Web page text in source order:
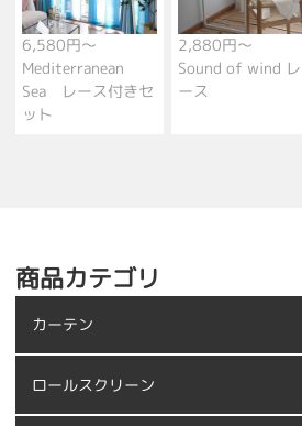
6,580円～
Mediterranean
Sea レース付きセ
ット
2,880円～
Sound of wind レ
ース
商品カテゴリ
カーテン
ロールスクリーン